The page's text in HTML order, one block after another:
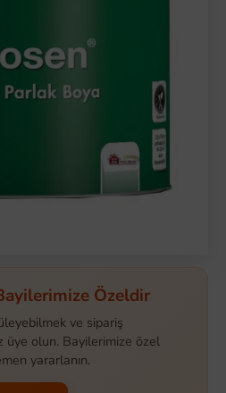
Özeldir
ve sipariş
üye olun. Bayilerimize özel
yararlanın.